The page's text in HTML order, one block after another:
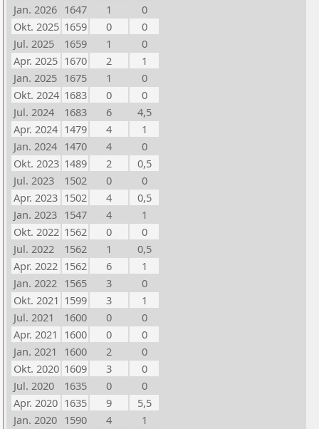
Jan. 2026 1647 1
0
Okt. 2025 1659 0
0
Jul. 2025
1659 1
0
Apr. 2025 1670 2
1
Jan. 2025 1675 1
0
Okt. 2024 1683 0
0
Jul. 2024
1683 6
4,5
Apr. 2024 1479 4
1
Jan. 2024 1470 4
0
Okt. 2023 1489 2
0,5
Jul. 2023
1502 0
0
Apr. 2023 1502 4
0,5
Jan. 2023 1547 4
1
Okt. 2022 1562 0
0
Jul. 2022
1562 1
0,5
Apr. 2022 1562 6
1
Jan. 2022 1565 3
0
Okt. 2021 1599 3
1
Jul. 2021
1600 0
0
Apr. 2021 1600 0
0
Jan. 2021
1600 2
0
Okt. 2020 1609 3
0
Jul. 2020
1635 0
0
Apr. 2020 1635 9
5,5
Jan. 2020 1590 4
1